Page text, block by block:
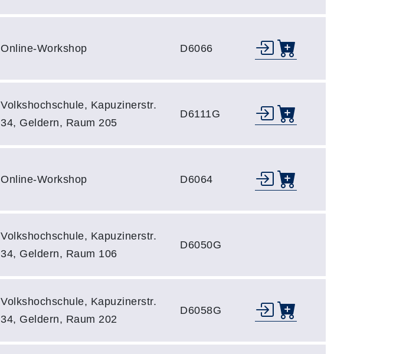
Online-Workshop D6066
Volkshochschule, Kapuzinerstr.
34, Geldern, Raum 205
D6111G
Online-Workshop D6064
Volkshochschule, Kapuzinerstr.
34, Geldern, Raum 106
D6050G
Volkshochschule, Kapuzinerstr.
34, Geldern, Raum 202
D6058G